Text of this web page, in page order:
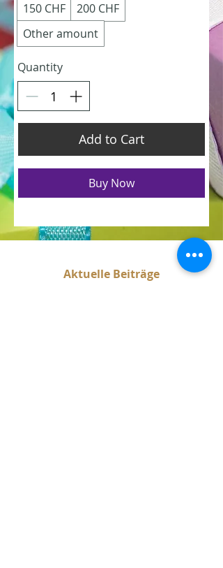
150 CHF
200 CHF
Other amount
Quantity
Add to Cart
Buy Now
Aktuelle Beiträge​